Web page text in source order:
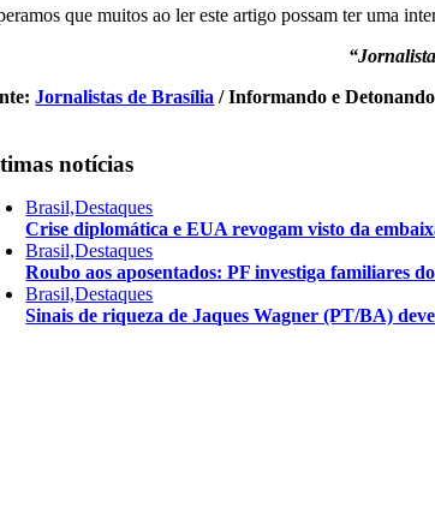
que muitos ao ler este artigo possam ter uma
Jornalistas de Brasília / Informando e Detonando
notícias
Brasil,Destaques
Crise diplomática e EUA revogam visto da
Brasil,Destaques
Roubo aos aposentados: PF investiga familiares
Brasil,Destaques
Sinais de riqueza de Jaques Wagner (PT/BA)